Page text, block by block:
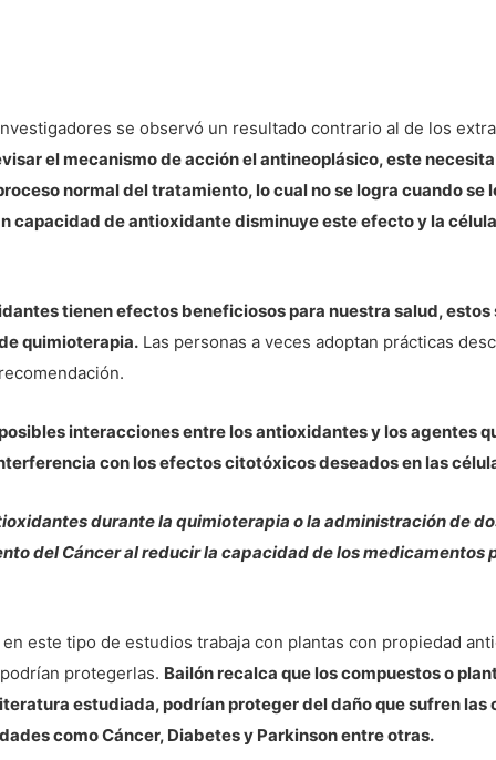
se observó un resultado contrario al de los
el mecanismo de acción el antineoplásico, este
normal del tratamiento, lo cual no se logra cuando
capacidad de antioxidante disminuye este efecto y la
tienen efectos beneficiosos para nuestra salud,
quimioterapia. Las personas a veces adoptan prácticas
interacciones entre los antioxidantes y los agentes
con los efectos citotóxicos deseados en las
durante la quimioterapia o la administración de
del Cáncer al reducir la capacidad de los medicamentos
este tipo de estudios trabaja con plantas con propiedad
protegerlas. Bailón recalca que los compuestos o
estudiada, podrían proteger del daño que sufren las
como Cáncer, Diabetes y Parkinson entre otras.